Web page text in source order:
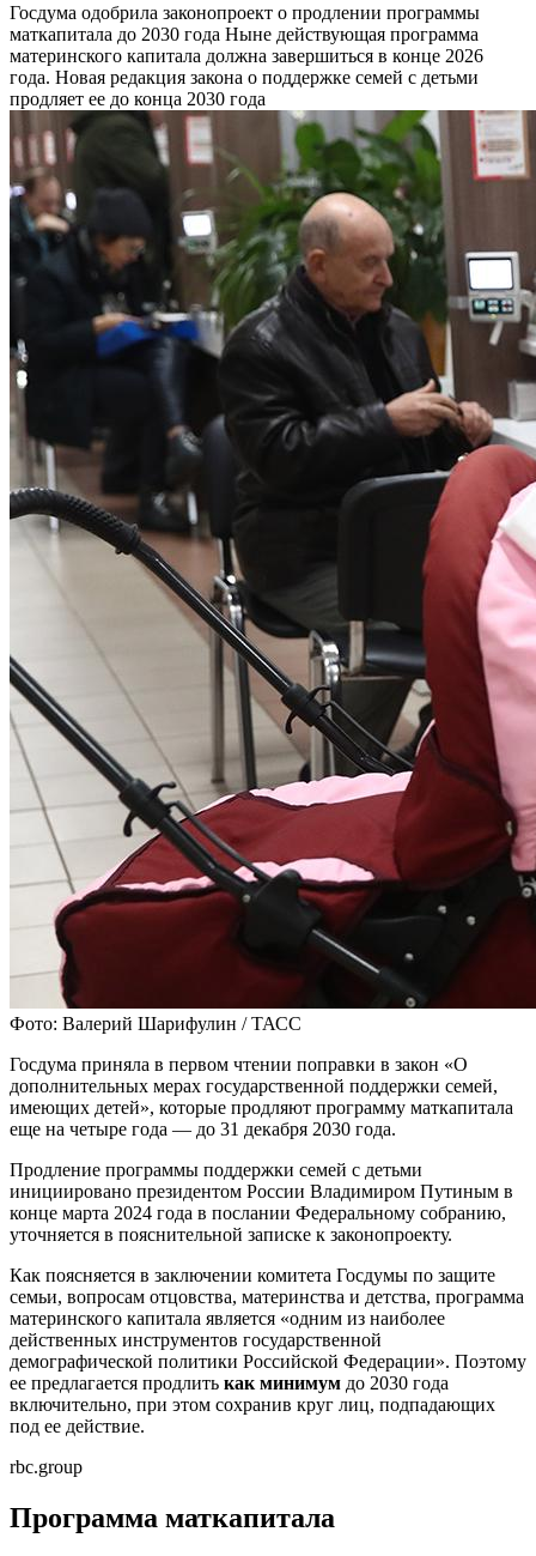
Госдума одобрила законопроект о продлении программы
маткапитала до 2030 года Ныне действующая программа
материнского капитала должна завершиться в конце 2026
года. Новая редакция закона о поддержке семей с детьми
продляет ее до конца 2030 года
Фото: Валерий Шарифулин / ТАСС
Госдума приняла в первом чтении поправки в закон «О
дополнительных мерах государственной поддержки семей,
имеющих детей», которые продляют программу маткапитала
еще на четыре года — до 31 декабря 2030 года.
Продление программы поддержки семей с детьми
инициировано президентом России Владимиром Путиным в
конце марта 2024 года в послании Федеральному собранию,
уточняется в пояснительной записке к законопроекту.
Как поясняется в заключении комитета Госдумы по защите
семьи, вопросам отцовства, материнства и детства, программа
материнского капитала является «одним из наиболее
действенных инструментов государственной
демографической политики Российской Федерации». Поэтому
ее предлагается продлить как минимум до 2030 года
включительно, при этом сохранив круг лиц, подпадающих
под ее действие.
rbc.group
Программа маткапитала